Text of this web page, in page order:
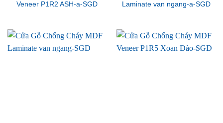
Veneer P1R2 ASH-a-SGD Laminate van ngang-a-SGD